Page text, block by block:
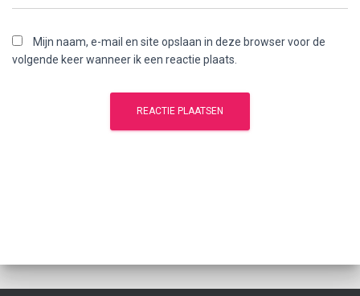
Mijn naam, e-mail en site opslaan in deze browser voor de
volgende keer wanneer ik een reactie plaats.